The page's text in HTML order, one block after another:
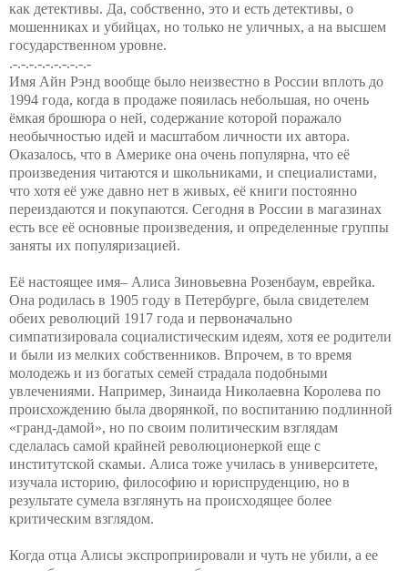
как детективы. Да, собственно, это и есть детективы, о
мошенниках и убийцах, но только не уличных, а на высшем
государственном уровне.
.-.-.-.-.-.-.-.-.-.-
Имя Айн Рэнд вообще было неизвестно в России вплоть до
1994 года, когда в продаже пояилась небольшая, но очень
ёмкая брошюра о ней, содержание которой поражало
необычностью идей и масштабом личности их автора.
Оказалось, что в Америке она очень популярна, что её
произведения читаются и школьниками, и специалистами,
что хотя её уже давно нет в живых, её книги постоянно
переиздаются и покупаются. Сегодня в России в магазинах
есть все её основные произведения, и определенные группы
заняты их популяризацией.
Её настоящее имя– Алиса Зиновьевна Розенбаум, еврейка.
Она родилась в 1905 году в Петербурге, была свидетелем
обеих революций 1917 года и первоначально
симпатизировала социалистическим идеям, хотя ее родители
и были из мелких собственников. Впрочем, в то время
молодежь и из богатых семей страдала подобными
увлечениями. Например, Зинаида Николаевна Королева по
происхождению была дворянкой, по воспитанию подлинной
«гранд-дамой», но по своим политическим взглядам
сделалась самой крайней революционеркой еще с
институтской скамьи. Алиса тоже училась в университете,
изучала историю, философию и юриспруденцию, но в
результате сумела взглянуть на происходящее более
критическим взглядом.
Когда отца Алисы экспроприировали и чуть не убили, а ее